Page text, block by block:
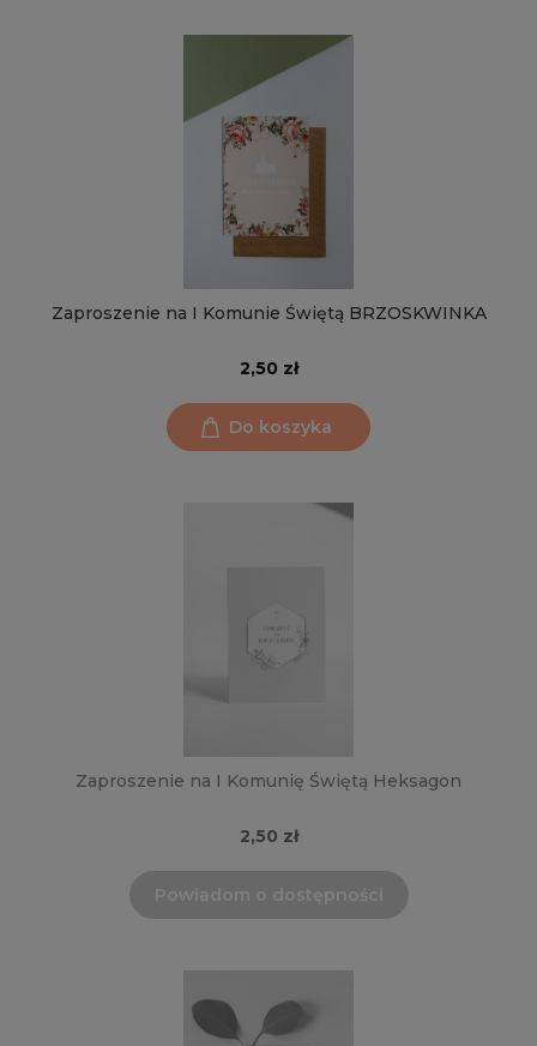
Zaproszenie na I Komunie Świętą BRZOSKWINKA
2,50 zł
Do koszyka
Zaproszenie na I Komunię Świętą Heksagon
2,50 zł
Powiadom o dostępności